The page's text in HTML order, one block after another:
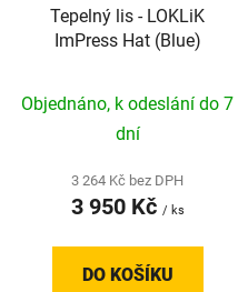
Tepelný lis - LOKLiK
ImPress Hat (Blue)
Objednáno, k odeslání do 7
dní
3 264 Kč bez DPH
3 950 Kč / ks
DO KOŠÍKU